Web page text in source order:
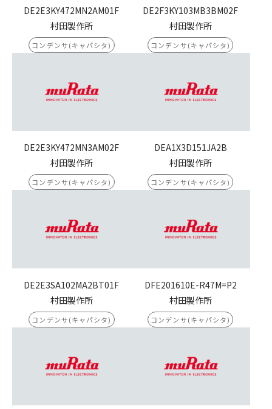
DE2E3KY472MN2AM01F
村田製作所
コンデンサ(キャパシタ)
DE2F3KY103MB3BM02F
村田製作所
コンデンサ(キャパシタ)
DE2E3KY472MN3AM02F
村田製作所
コンデンサ(キャパシタ)
DEA1X3D151JA2B
村田製作所
コンデンサ(キャパシタ)
DE2E3SA102MA2BT01F
村田製作所
コンデンサ(キャパシタ)
DFE201610E-R47M=P2
村田製作所
コンデンサ(キャパシタ)